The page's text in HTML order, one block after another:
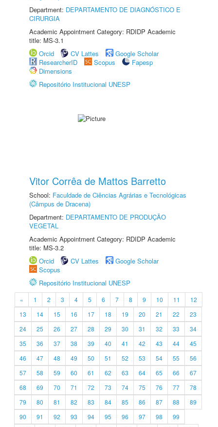
Department: DEPARTAMENTO DE DIAGNÓSTICO E
CIRURGIA
Academic Appointment Category: RDIDP Academic
title: MS-3.1
Orcid
CV Lattes
Google Scholar
ResearcherID
Scopus
Fapesp
Dimensions
Repositório Institucional UNESP
Vitor Corrêa de Mattos Barretto
School: Faculdade de Ciências Agrárias e Tecnológicas
(Câmpus de Dracena)
Department: DEPARTAMENTO DE PRODUÇÃO
VEGETAL
Academic Appointment Category: RDIDP Academic
title: MS-3.2
Orcid
CV Lattes
Google Scholar
Scopus
Repositório Institucional UNESP
« 1 2 3 4 5 6 7 8 9 10 11
12
13
14 15 16 17 18 19 20 21 22
23
24
25 26 27 28 29 30 31 32 33
34
35
36 37 38 39 40 41 42 43 44
45
46
47 48 49 50 51 52 53 54 55
56
57
58 59 60 61 62 63 64 65 66
67
68
69 70 71 72 73 74 75 76 77
78
79
80 81 82 83 84 85 86 87 88
89
90
91 92 93 94 95 96 97 98
99